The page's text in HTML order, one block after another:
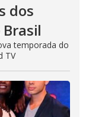
dos
temporada do
TV